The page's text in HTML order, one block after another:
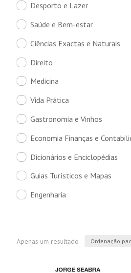
Desporto e Lazer
Saúde e Bem-estar
Ciências Exactas e Naturais
Direito
Medicina
Vida Prática
Gastronomia e Vinhos
Economia Finanças e
Dicionários e Enciclopédias
Guias Turísticos e Mapas
Engenharia
Apenas um resultado